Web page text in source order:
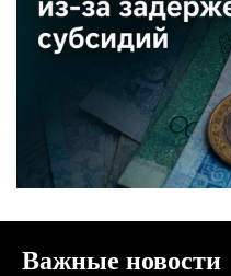
Важные новости